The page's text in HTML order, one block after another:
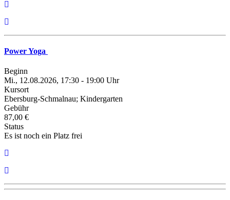
Power Yoga
Beginn
Mi., 12.08.2026, 17:30 - 19:00 Uhr
Kursort
Ebersburg-Schmalnau; Kindergarten
Gebühr
87,00 €
Status
Es ist noch ein Platz frei